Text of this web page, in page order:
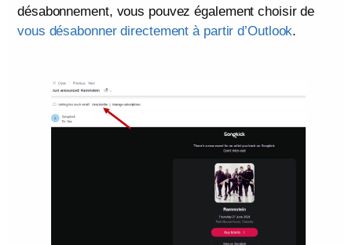
désabonnement, vous pouvez également choisir de
vous désabonner directement à partir d’Outlook.